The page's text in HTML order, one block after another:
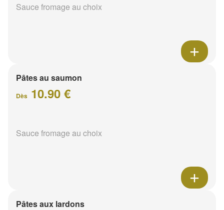
Sauce fromage au choix
Pâtes au saumon
Dès 10.90 €
Sauce fromage au choix
Pâtes aux lardons